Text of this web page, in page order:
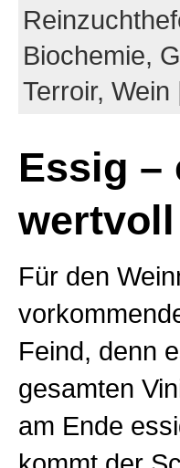
Biochemie,
Terroir, Wein
Essig –
wertvoll
Für den
Feind, denn
gesamten
am Ende